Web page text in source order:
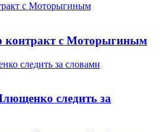
с Моторыгиным
контракт с Моторыгиным
следить за словами
следить за